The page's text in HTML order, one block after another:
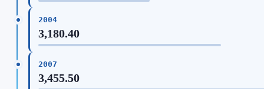
2004
3,180.40
2007
3,455.50